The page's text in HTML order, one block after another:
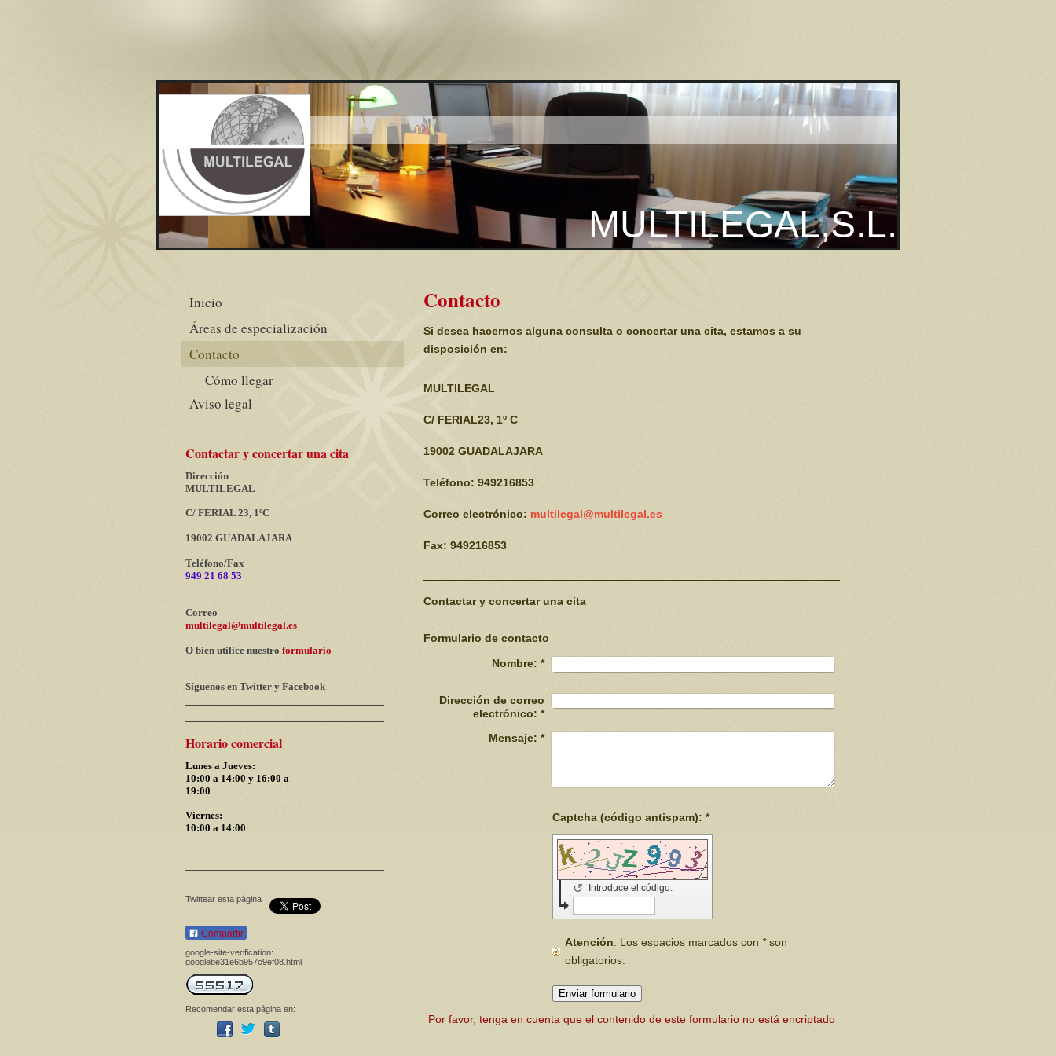
MULTILEGAL,S.L.
Contacto
Si desea hacernos alguna consulta o concertar una cita, estamos a su
disposición en:
MULTILEGAL
C/ FERIAL23, 1º C
19002 GUADALAJARA
Teléfono: 949216853
Correo electrónico: multilegal@multilegal.es
Fax: 949216853
Contactar y concertar una cita
Formulario de contacto
Nombre: *
Dirección de correo
electrónico: *
Mensaje: *
Captcha (código antispam): *
Introduce el código.
↺
Atención : Los espacios marcados con *son
obligatorios.
Por favor, tenga en cuenta que el contenido de este formulario no está encriptado
Inicio
Áreas de especialización
Contacto
Cómo llegar
Aviso legal
Contactar y concertar una cita
Dirección
MULTILEGAL
C/ FERIAL 23, 1ºC
19002 GUADALAJARA
Teléfono/Fax
949 21 68 53
Correo
multilegal@multilegal.es
O bien utilice nuestro formulario
Síguenos en Twitter y Facebook
Horario comercial
Lunes a Jueves:
10:00 a 14:00 y 16:00 a
19:00
Viernes:
10:00 a 14:00
Twittear esta página
Compartir
google-site-verification:
googlebe31e6b957c9ef08.html
Recomendar esta página en: